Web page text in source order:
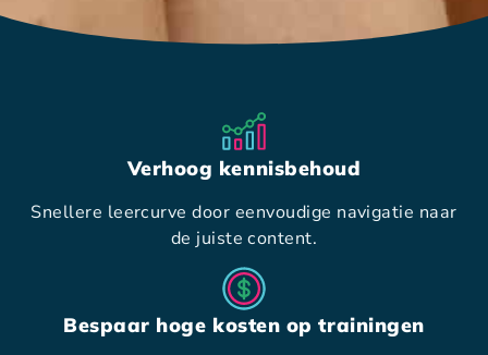
Verhoog kennisbehoud
Snellere leercurve door eenvoudige navigatie naar
de juiste content.
Bespaar hoge kosten op trainingen